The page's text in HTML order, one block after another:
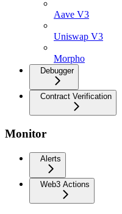
Aave V3
Uniswap V3
Morpho
Debugger
Contract Verification
Monitor
Alerts
Web3 Actions